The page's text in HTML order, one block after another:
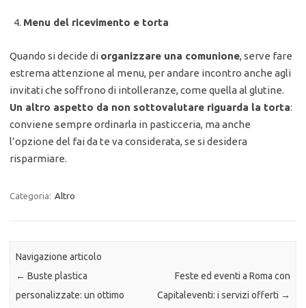
Menu del ricevimento e torta
Quando si decide di organizzare una comunione, serve fare
estrema attenzione al menu, per andare incontro anche agli
invitati che soffrono di intolleranze, come quella al glutine.
Un altro aspetto da non sottovalutare riguarda la torta:
conviene sempre ordinarla in pasticceria, ma anche
l’opzione del fai da te va considerata, se si desidera
risparmiare.
Categoria: Altro
Navigazione articolo
← Buste plastica
personalizzate: un ottimo
Feste ed eventi a Roma con
Capitaleventi: i servizi offerti →